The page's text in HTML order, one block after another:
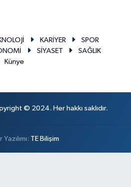
KARİYER
SPOR
SİYASET
SAĞLIK
Künye
© 2024. Her hakkı saklıdır.
TE Bilişim